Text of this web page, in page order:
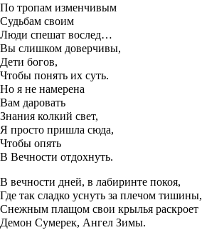
По тропам изменчивым
Судьбам своим
Люди спешат вослед…
Вы слишком доверчивы,
Дети богов,
Чтобы понять их суть.
Но я не намерена
Вам даровать
Знания колкий свет,
Я просто пришла сюда,
Чтобы опять
В Вечности отдохнуть.
В вечности дней, в лабиринте покоя,
Где так сладко уснуть за плечом тишины,
Снежным плащом свои крылья раскроет
Демон Сумерек, Ангел Зимы.